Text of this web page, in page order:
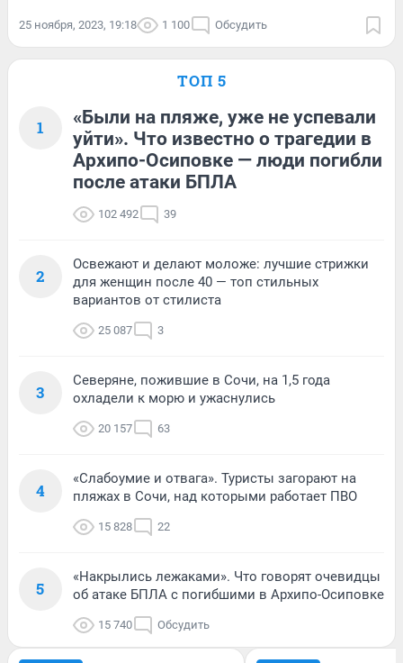
25 ноября, 2023, 19:18 1 100 Обсудить
ТОП 5
1
«Были на пляже, уже не успевали
уйти». Что известно о трагедии в
Архипо-Осиповке — люди погибли
после атаки БПЛА
102 492 39
2
Освежают и делают моложе: лучшие стрижки
для женщин после 40 — топ стильных
вариантов от стилиста
25 087 3
3
Северяне, пожившие в Сочи, на 1,5 года
охладели к морю и ужаснулись
20 157 63
4
«Слабоумие и отвага». Туристы загорают на
пляжах в Сочи, над которыми работает ПВО
15 828 22
5
«Накрылись лежаками». Что говорят очевидцы
об атаке БПЛА с погибшими в Архипо-Осиповке
15 740 Обсудить